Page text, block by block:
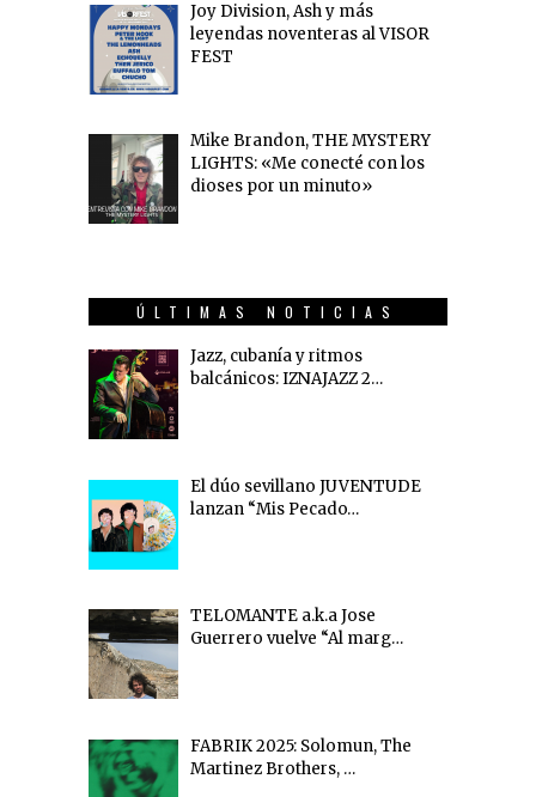
Joy Division, Ash y más
leyendas noventeras al VISOR
FEST
Mike Brandon, THE MYSTERY
LIGHTS: «Me conecté con los
dioses por un minuto»
ÚLTIMAS NOTICIAS
Jazz, cubanía y ritmos
balcánicos: IZNAJAZZ 2…
El dúo sevillano JUVENTUDE
lanzan “Mis Pecado…
TELOMANTE a.k.a Jose
Guerrero vuelve “Al marg…
FABRIK 2025: Solomun, The
Martinez Brothers, …